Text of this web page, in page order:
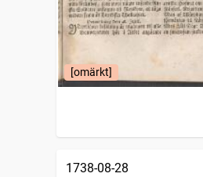
[omärkt]
1738-08-28